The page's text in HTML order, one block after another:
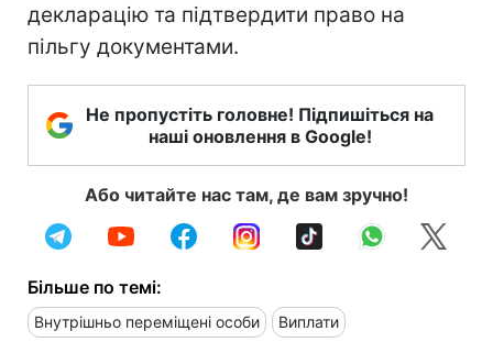
декларацію та підтвердити право на
пільгу документами.
Не пропустіть головне! Підпишіться на
наші оновлення в Google!
Або читайте нас там, де вам зручно!
Більше по темі:
Внутрішньо переміщені особи Виплати